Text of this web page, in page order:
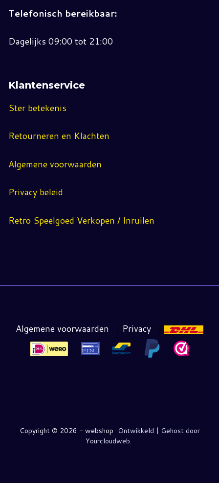
Telefonisch bereikbaar:
Dagelijks 09:00 tot 21:00
Klantenservice
Ster betekenis
Retourneren en Klachten
Algemene voorwaarden
Privacy beleid
Retro Speelgoed Verkopen / Inruilen
Algemene voorwaarden | Privacy |
Copyright © 2026 - webshop Ontwikkeld | Gehost door
Yourcloudweb.